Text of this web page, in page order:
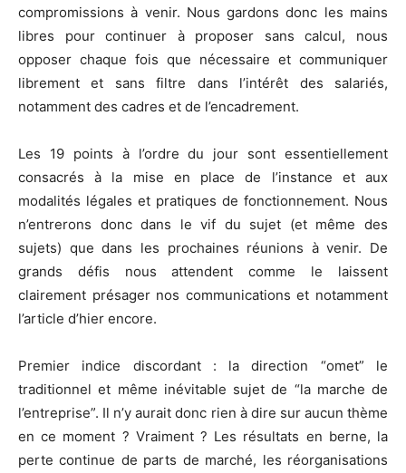
compromissions à venir. Nous gardons donc les mains
libres pour continuer à proposer sans calcul, nous
opposer chaque fois que nécessaire et communiquer
librement et sans filtre dans l’intérêt des salariés,
notamment des cadres et de l’encadrement.
Les 19 points à l’ordre du jour sont essentiellement
consacrés à la mise en place de l’instance et aux
modalités légales et pratiques de fonctionnement. Nous
n’entrerons donc dans le vif du sujet (et même des
sujets) que dans les prochaines réunions à venir. De
grands défis nous attendent comme le laissent
clairement présager nos communications et notamment
l’article d’hier encore.
Premier indice discordant : la direction “omet” le
traditionnel et même inévitable sujet de “la marche de
l’entreprise”. Il n’y aurait donc rien à dire sur aucun thème
en ce moment ? Vraiment ? Les résultats en berne, la
perte continue de parts de marché, les réorganisations